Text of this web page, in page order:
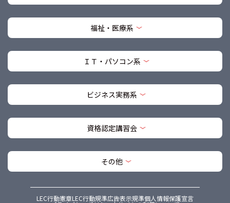
福祉・医療系
ＩＴ・パソコン系
ビジネス実務系
資格認定講習会
その他
LEC行動憲章LEC行動規準広告表示規準個人情報保護宣言